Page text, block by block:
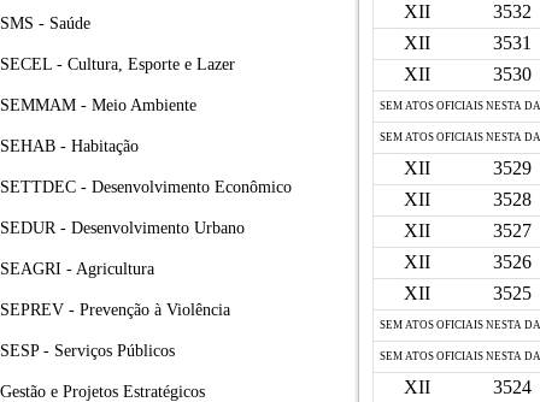
SMS - Saúde
SECEL - Cultura, Esporte e Lazer
SEMMAM - Meio Ambiente
SEHAB - Habitação
SETTDEC - Desenvolvimento Econômico
SEDUR - Desenvolvimento Urbano
SEAGRI - Agricultura
SEPREV - Prevenção à Violência
SESP - Serviços Públicos
Gestão e Projetos Estratégicos
XII
3532
XII
3531
XII
3530
SEM ATOS OFICIAIS NESTA
SEM ATOS OFICIAIS NESTA
XII
3529
XII
3528
XII
3527
XII
3526
XII
3525
SEM ATOS OFICIAIS NESTA
SEM ATOS OFICIAIS NESTA
XII
3524